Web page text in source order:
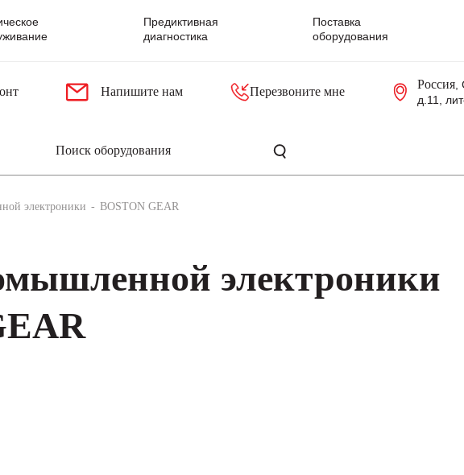
Предиктивная
диагностика
Поставка
оборудования
Напишите нам Перезвоните мне
Россия,
д.11,
электроники BOSTON GEAR
электроники